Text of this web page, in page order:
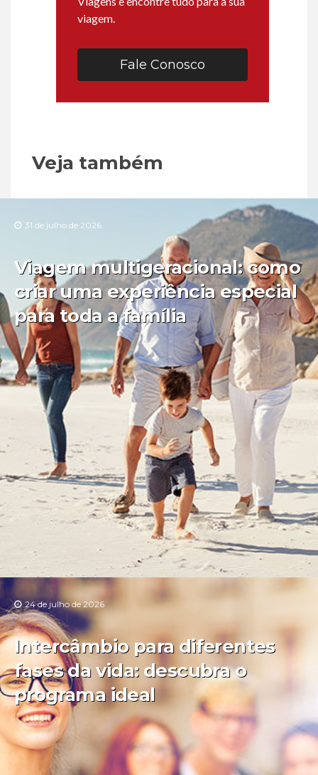
viagem.
Fale Conosco
Veja também
31 de julho de 2026
Viagem multigeracional: como
criar uma experiência especial
para toda a família
24 de julho de 2026
Intercâmbio para diferentes
fases da vida: descubra o
programa ideal